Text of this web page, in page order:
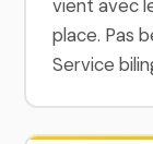
vient avec
place. Pas
Service